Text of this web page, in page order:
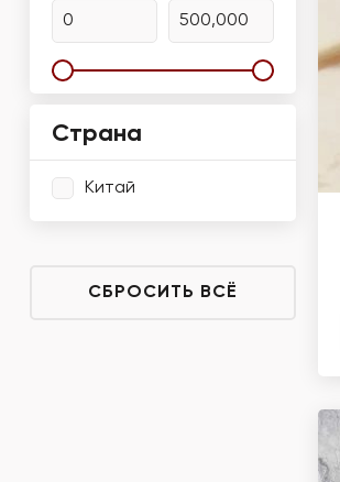
Страна
Китай
СБРОСИТЬ ВСЁ